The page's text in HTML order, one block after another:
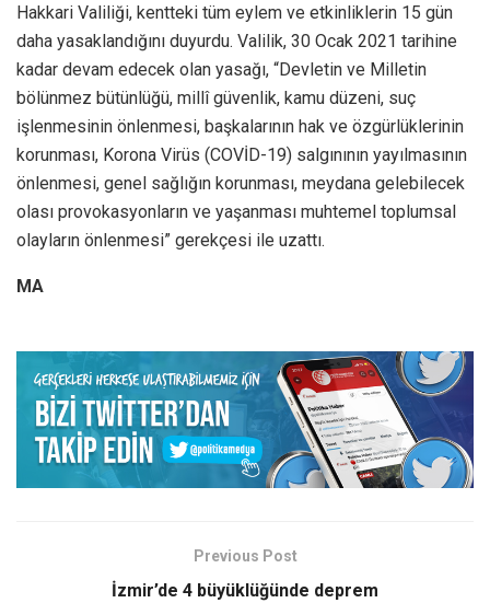
Hakkari Valiliği, kentteki tüm eylem ve etkinliklerin 15 gün
daha yasaklandığını duyurdu. Valilik, 30 Ocak 2021 tarihine
kadar devam edecek olan yasağı, “Devletin ve Milletin
bölünmez bütünlüğü, millî güvenlik, kamu düzeni, suç
işlenmesinin önlenmesi, başkalarının hak ve özgürlüklerinin
korunması, Korona Virüs (COVİD-19) salgınının yayılmasının
önlenmesi, genel sağlığın korunması, meydana gelebilecek
olası provokasyonların ve yaşanması muhtemel toplumsal
olayların önlenmesi” gerekçesi ile uzattı.
MA
Previous Post
İzmir’de 4 büyüklüğünde deprem